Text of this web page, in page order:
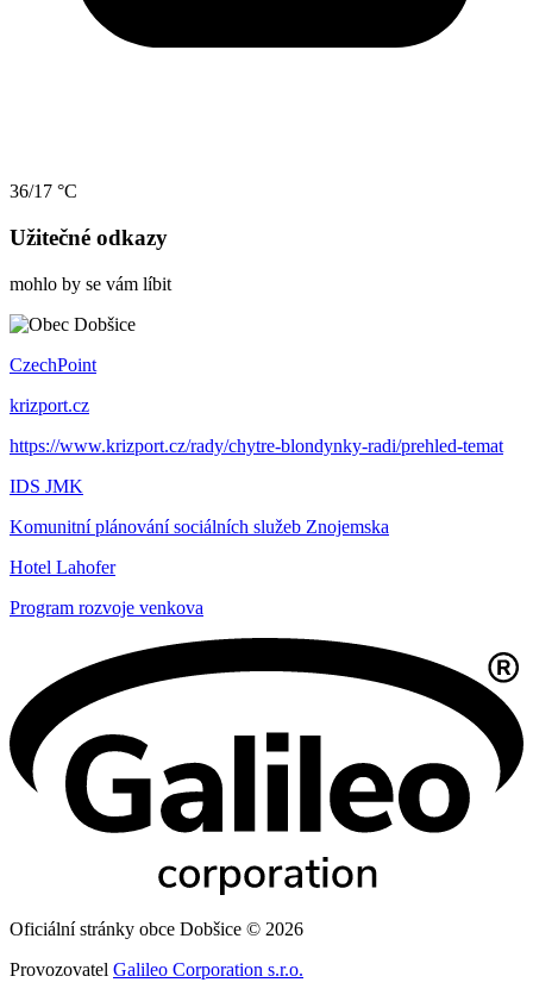
36/17 °C
Užitečné odkazy
mohlo by se vám líbit
CzechPoint
krizport.cz
https://www.krizport.cz/rady/chytre-blondynky-radi/prehled-temat
IDS JMK
Komunitní plánování sociálních služeb Znojemska
Hotel Lahofer
Program rozvoje venkova
Oficiální stránky obce Dobšice © 2026
Provozovatel Galileo Corporation s.r.o.